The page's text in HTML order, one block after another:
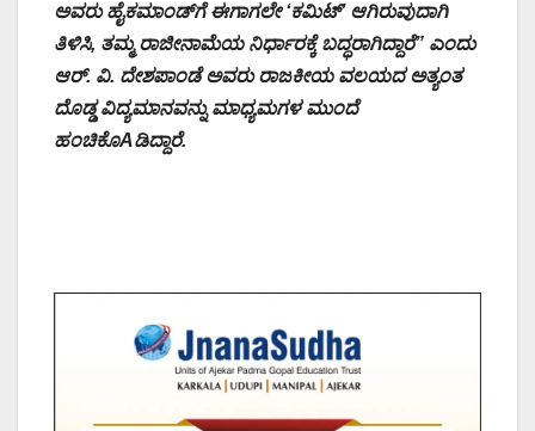
ಅವರು ಹೈಕಮಾಂಡ್‌ಗೆ ಈಗಾಗಲೇ ‘ಕಮಿಟ್’ ಆಗಿರುವುದಾಗಿ
ತಿಳಿಸಿ, ತಮ್ಮ ರಾಜೀನಾಮೆಯ ನಿರ್ಧಾರಕ್ಕೆ ಬದ್ಧರಾಗಿದ್ದಾರೆ” ಎಂದು
ಆರ್. ವಿ. ದೇಶಪಾಂಡೆ ಅವರು ರಾಜಕೀಯ ವಲಯದ ಅತ್ಯಂತ
ದೊಡ್ಡ ವಿದ್ಯಮಾನವನ್ನು ಮಾಧ್ಯಮಗಳ ಮುಂದೆ
ಹಂಚಿಕೊAಡಿದ್ದಾರೆ.